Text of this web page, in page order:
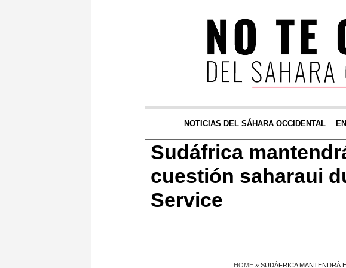
NOTICIAS DEL SÁHARA OCCIDENTAL
Sudáfrica
cuestión saharaui
Service
HOME » SUDÁFRICA MANTENDRÁ